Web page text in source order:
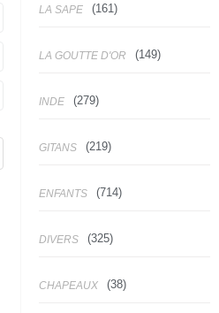
LA SAPE (161)
LA GOUTTE D'OR (149)
INDE (279)
GITANS (219)
ENFANTS (714)
DIVERS (325)
CHAPEAUX (38)